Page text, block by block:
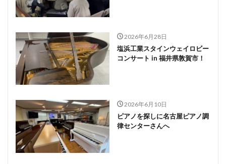
2026年6月28日
塩浜工業スタインウェイロビー
コンサート in 福井県敦賀市！
2026年6月10日
ピアノを探しに名古屋ピアノ調
律センターさんへ